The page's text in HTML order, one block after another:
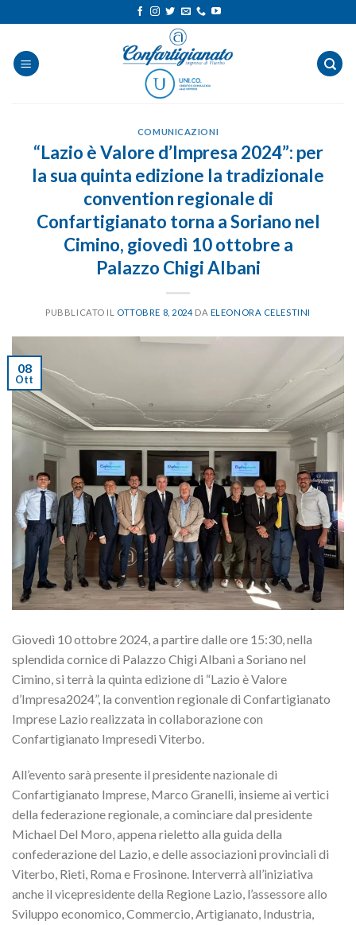
ai
contenuti
COMUNICAZIONI
“Lazio è Valore d’Impresa 2024”: per
la sua quinta edizione la tradizionale
convention regionale di
Confartigianato torna a Soriano nel
Cimino, giovedì 10 ottobre a
Palazzo Chigi Albani
PUBBLICATO IL OTTOBRE 8, 2024 DA ELEONORA CELESTINI
08
Ott
Giovedì 10ottobre 2024, a partire dalle ore 15:30 , nella
splendida cornice di Palazzo Chigi Albani a Soriano nel
Cimino , si terrà la quinta edizione di “Lazio è Valore
d’Impresa2024”, la convention regionale di Confartigianato
Imprese Lazio realizzata in collaborazione con
Confartigianato Impresedi Viterbo
All’evento sarà presente il presidente nazionale di
Confartigianato Imprese, Marco Granelli, insieme ai vertici
della federazione regionale, a cominciare dal presidente
Michael Del Moro, appena rieletto alla guida della
confederazione del Lazio, e delle associazioni provinciali di
Viterbo, Rieti, Roma e Frosinone. Interverrà all’iniziativa
anche il vicepresidente della Regione Lazio, l’assessore allo
Sviluppo economico, Commercio, Artigianato, Industria,